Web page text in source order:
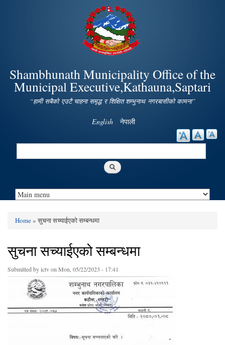
Skip to
main
content
Shambhunath Municipality Office of the
Municipal Executive,Kathauna,Saptari
“हामी सबैको एउटै चाहना समृद्ध र शिक्षित शम्भुनाथ नगरबासीको कामना”
English नेपाली
Search
You are here
Home» सुचना सच्याईएको सम्बन्धमा
सुचना सच्याईएको सम्बन्धमा
Submitted byictvon Mon, 05/22/2023 - 17:41